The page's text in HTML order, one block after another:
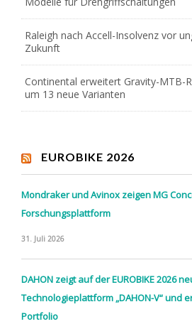
Raleigh nach Accell-Insolvenz vor
Zukunft
Continental erweitert Gravity-MTB-
um 13 neue Varianten
EUROBIKE 2026
Mondraker und Avinox zeigen MG
Forschungsplattform
31. Juli 2026
DAHON zeigt auf der EUROBIKE 2026
Technologieplattform „DAHON-V“ und
Portfolio